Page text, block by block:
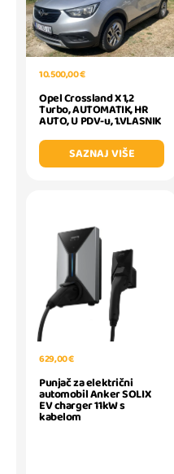
10.500,00 €
Opel Crossland X 1,2
Turbo, AUTOMATIK, HR
AUTO, U PDV-u, 1.VLASNIK
SAZNAJ VIŠE
629,00 €
Punjač za električni
automobil Anker SOLIX
EV charger 11kW s
kabelom